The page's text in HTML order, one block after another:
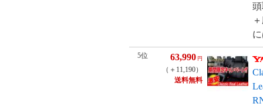
5位 63,990 円
（＋11,190）
送料無料